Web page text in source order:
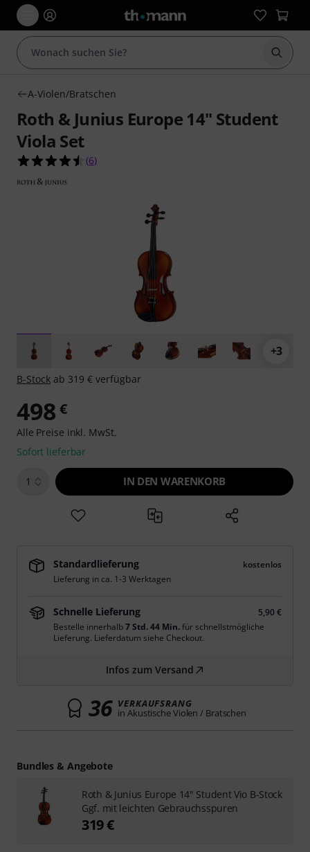
Suche
A-Violen/Bratschen
Roth & Junius Europe 14" Student
Viola Set
4.5 von 5 Sternen aus 6 Kundenbewertungen
(6)
+3
B-Stock ab 319 € verfügbar
498 €
Alle Preise inkl. MwSt.
Sofort lieferbar
1 IN DEN WARENKORB
Standardlieferung
kostenlos
Lieferung in ca. 1-3 Werktagen
Schnelle Lieferung
5,90 €
Bestelle innerhalb7 Std. 44 Min.für schnellstmögliche
Lieferung. Lieferdatum siehe Checkout.
Infos zum Versand
36 VERKAUFSRANG
in Akustische Violen / Bratschen
Bundles & Angebote
Roth & Junius Europe 14" Student Vio B-Stock
Ggf. mit leichten Gebrauchsspuren
319 €